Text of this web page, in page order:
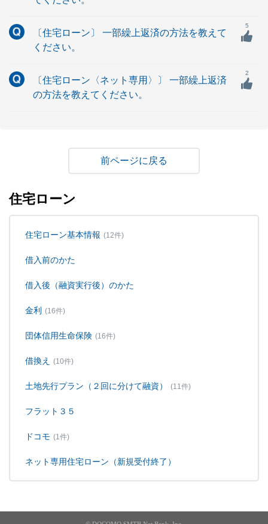
〔住宅ローン〕 一部繰上返済の方法を教えて
ください。
5
〔住宅ローン〈ネット専用〉〕 一部繰上返済
の方法を教えてください。
2
戻る
住宅ローン
住宅ローン基本情報 (12件)
借入前のかた
借入後（融資実行後）のかた
金利 (16件)
団体信用生命保険 (16件)
借換え (10件)
土地先行プラン（２回に分けて融資） (11件)
フラット３５
ドコモ (1件)
ネット専用住宅ローン（新規受付終了）